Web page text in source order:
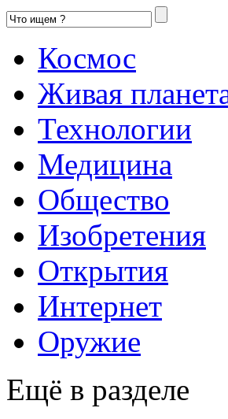
Космос
Живая
Технологии
Медицина
Общество
Изобретения
Открытия
Интернет
Оружие
Ещё в разделе